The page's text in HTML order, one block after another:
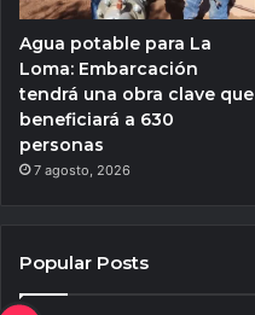
Agua potable para La
Loma: Embarcación
tendrá una obra clave que
beneficiará a 630
personas
7 agosto, 2026
Popular Posts